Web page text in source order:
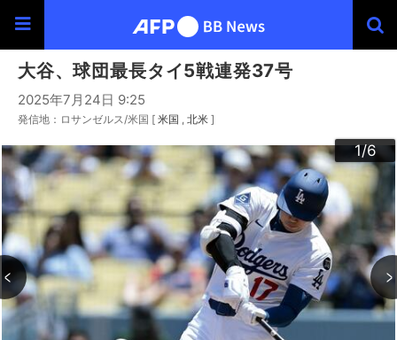
大谷、球団最長タイ5戦連発37号
2025年7月24日 9:25
発信地：ロサンゼルス/米国 [ 米国 北米 ]
1/6
2/6
3/6
4/6
5/6
6/6